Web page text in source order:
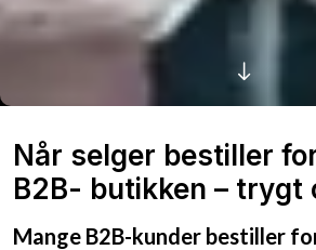
Når selger bestiller
B2B- butikken – trygt
Mange B2B-kunder bestiller